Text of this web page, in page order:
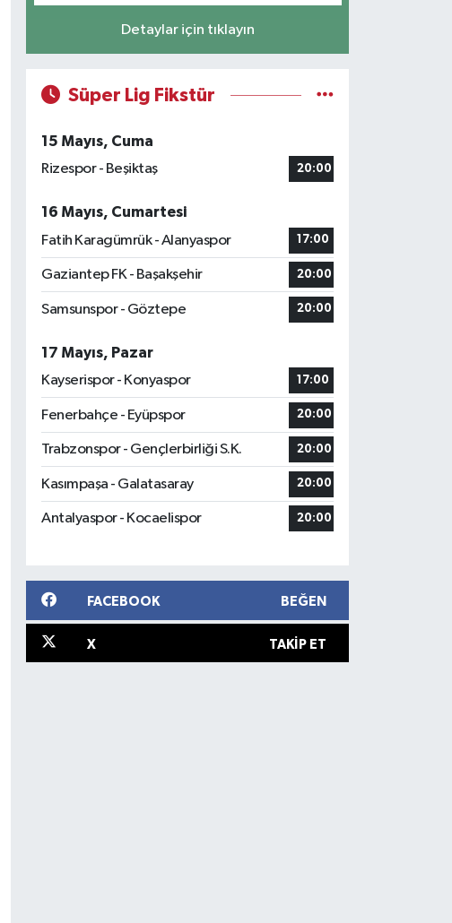
Detaylar için tıklayın
Süper Lig Fikstür
15 Mayıs, Cuma
Rizespor - Beşiktaş
20:00
16 Mayıs, Cumartesi
Fatih Karagümrük - Alanyaspor
17:00
Gaziantep FK - Başakşehir 20:00
Samsunspor - Göztepe 20:00
17 Mayıs, Pazar
Kayserispor - Konyaspor
17:00
Fenerbahçe - Eyüpspor 20:00
Trabzonspor - Gençlerbirliği S.K. 20:00
Kasımpaşa - Galatasaray 20:00
Antalyaspor - Kocaelispor 20:00
FACEBOOK BEĞEN
X TAKIP ET